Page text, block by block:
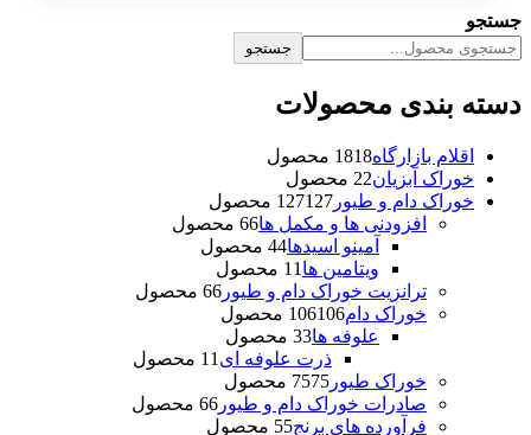
جستجو
جستجو
دسته بندی محصولات
اقلام بازارگاه 1818 محصول
خوراک آبزیان 22 محصول
خوراک دام و طیور
127127 محصول
افزودنی ها و مکمل ها 66 محصول
آمینو اسیدها 44 محصول
ویتامین ها
1 1 محصول
ترانزیت خوراک دام و طیور
66 محصول
خوراک دام
106106 محصول
علوفه ها 33 محصول
ذرت علوفه ای
1 1 محصول
خوراک طیور
7575 محصول
صادرات خوراک دام و طیور
66 محصول
فرآورده های برنج 55 محصول